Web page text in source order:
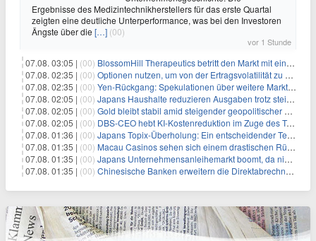
Ergebnisse des Medizintechnikherstellers für das erste Quartal
zeigten eine deutliche Unterperformance, was bei den Investoren
Ängste über die […] (00)
vor 1 Stunde
07.08. 03:05 | (00) BlossomHill Therapeutics betritt den Markt mit einem IPO-Boost von 150 Millionen Dollar
07.08. 02:35 | (00) Optionen nutzen, um von der Ertragsvolatilität zu profitieren
07.08. 02:35 | (00) Yen-Rückgang: Spekulationen über weitere Marktinterventionen nehmen zu
07.08. 02:05 | (00) Japans Haushalte reduzieren Ausgaben trotz steigender Löhne: Ein Warnsignal für das Wachstum
07.08. 02:05 | (00) Gold bleibt stabil amid steigender geopolitischer Spannungen im Persischen Golf
07.08. 02:05 | (00) DBS-CEO hebt KI-Kostenreduktion im Zuge des Token-Paradoxons hervor
07.08. 01:36 | (00) Japans Topix-Überholung: Ein entscheidender Test für Small Caps
07.08. 01:35 | (00) Macau Casinos sehen sich einem drastischen Rückgang der Einnahmen angesichts der anhaltenden China-Razzia gegenüber
07.08. 01:35 | (00) Japans Unternehmensanleihemarkt boomt, da niedriger bewertete Kreditnehmer nach Schutz durch Covenants suchen
07.08. 01:35 | (00) Chinesische Banken erweitern die Direktabrechnung zur Unterstützung der globalen Rolle des Yuan